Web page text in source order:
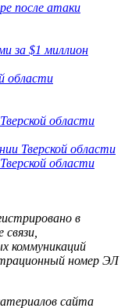
после атаки
за $1 миллион
области
области
области
в
коммуникаций
номер ЭЛ
сайта